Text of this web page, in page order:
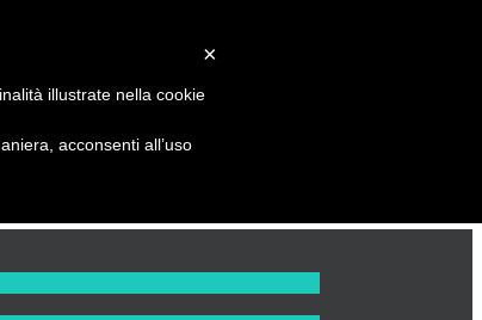
×
illustrate nella cookie
acconsenti all’uso